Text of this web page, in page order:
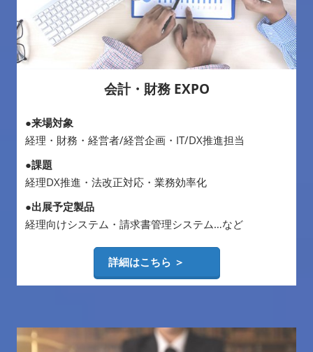
会計・財務 EXPO
●来場対象
経理・財務・経営者/経営企画・IT/DX推進担当
●課題
経理DX推進・法改正対応・業務効率化
●出展予定製品
経理向けシステム・請求書管理システム…など
詳細はこちら ＞